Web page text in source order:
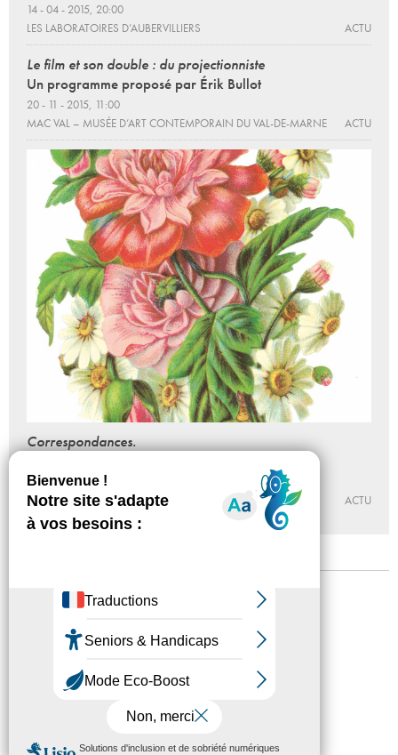
14 - 04 - 2015, 20:00
LES LABORATOIRES D’AUBERVILLIERS
ACTU
Le film et son double : du projectionniste
Un programme proposé par Érik Bullot
20 - 11 - 2015, 11:00
MAC VAL – MUSÉE D’ART CONTEMPORAIN DU VAL-DE-MARNE
ACTU
Correspondances.
Du 21 - 09 au 15 - 12 - 2024
CENTRE D’ART CONTEMPORAIN D’IVRY – LE CRÉDAC
ACTU
Accessibilité
Presse